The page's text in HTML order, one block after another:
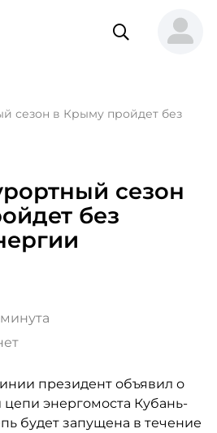
сезон в Крыму пройдет без
сезон
без
президент объявил о
энергомоста Кубань-
будет запущена в течение